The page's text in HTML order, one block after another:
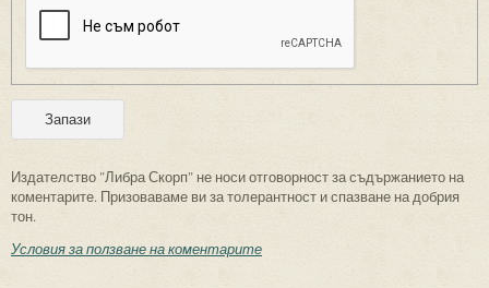
Издателство "Либра Скорп" не носи отговорност за съдържанието на
коментарите. Призоваваме ви за толерантност и спазване на добрия
тон.
Условия за ползване на коментарите